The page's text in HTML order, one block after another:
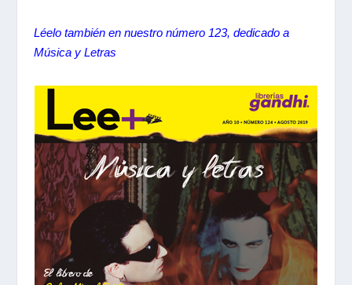
Léelo también en nuestro número 123, dedicado a
Música y Letras